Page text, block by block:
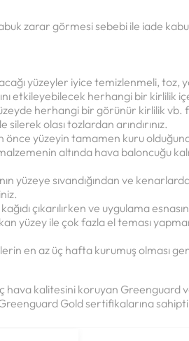
zarar görmesi sebebi ile iade
yüzeyler iyice temizlenmeli, toz,
etkileyebilecek herhangi bir kirlilik
herhangi bir görünür kirlilik vb.
olası tozlardan arındırınız.
önce yüzeyin tamamen kuru
altında hava baloncuğu
yüzeye sıvandığından ve
çıkarılırken ve uygulama
yüzey ile çok fazla el teması
en az üç hafta kurumuş olması
hava kalitesini koruyan Greenguard
Gold sertifikalarına